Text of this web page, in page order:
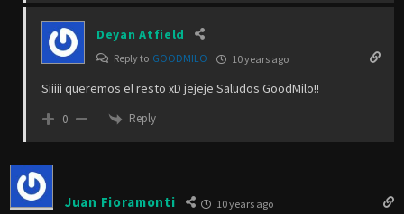
Deyan Atfield
Reply to GOODMILO 10 years ago
Siiiii queremos el resto xD jejeje Saludos GoodMilo!!
0 Reply
Juan Fioramonti 10 years ago